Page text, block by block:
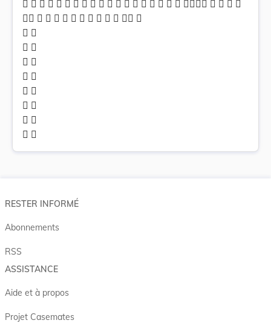
                       
            
 
 
 
 
 
 
 
 
RESTER INFORMÉ
Abonnements
RSS
ASSISTANCE
Aide et à propos
Projet Casemates